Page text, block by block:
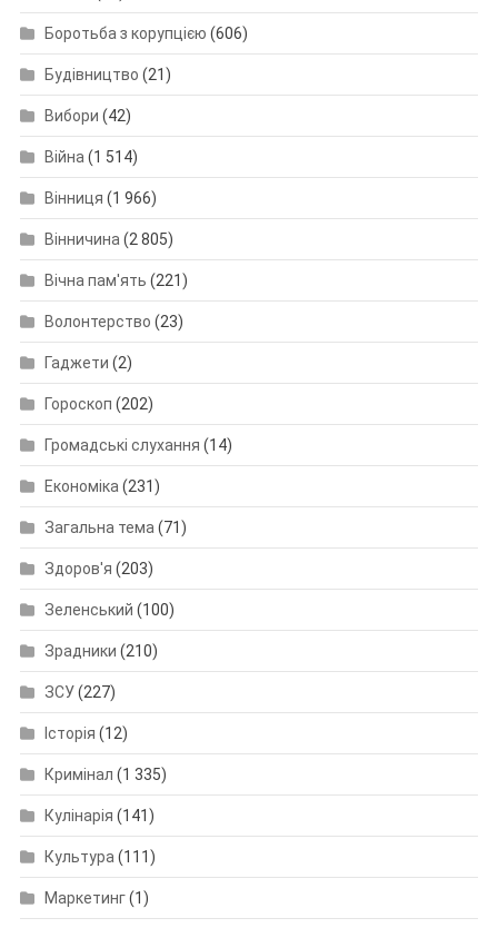
Боротьба з корупцією (606)
Будівництво (21)
Вибори (42)
Війна (1 514)
Вінниця (1 966)
Вінничина (2 805)
Вічна пам'ять (221)
Волонтерство (23)
Гаджети (2)
Гороскоп (202)
Громадські слухання (14)
Економіка (231)
Загальна тема (71)
Здоров'я (203)
Зеленський (100)
Зрадники (210)
ЗСУ(227)
Історія (12)
Кримінал (1 335)
Кулінарія (141)
Культура (111)
Маркетинг(1)